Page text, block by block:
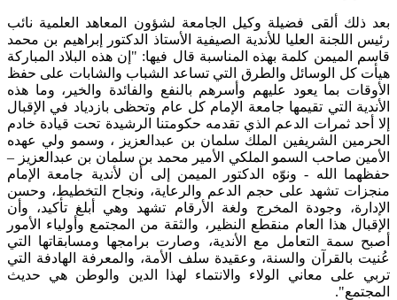
بعد ذلك ألقى فضيلة وكيل الجامعة لشؤون المعاهد العلمية نائب
رئيس اللجنة العليا للأندية الصيفية الأستاذ الدكتور إبراهيم بن محمد
قاسم الميمن كلمة بهذه المناسبة قال فيها: "إن هذه البلاد المباركة
هيأت كل الوسائل والطرق التي تساعد الشباب والشابات على حفظ
الأوقات بما يعود عليهم وأسرهم بالنفع والفائدة والخير، وما هذه
الأندية التي تقيمها جامعة الإمام كل عام وتحظى بازدياد في الإقبال
إلا أحد ثمرات الدعم الذي تقدمه حكومتنا الرشيدة تحت قيادة خادم
الحرمين الشريفين الملك سلمان بن عبدالعزيز ، وسمو ولي عهده
الأمين صاحب السمو الملكي الأمير محمد بن سلمان بن عبدالعزيز –
حفظهما الله - ونوّه الدكتور الميمن إلى أن لأندية جامعة الإمام
منجزات تشهد على حجم الدعم والرعاية، ونجاح التخطيط، وحسن
الإدارة، وجودة المخرج ولغة الأرقام تشهد وهي أبلغ تأكيد، وأن
الإقبال هذا العام منقطع النظير، والثقة من المجتمع وأولياء الأمور
أصبح سمة التعامل مع الأندية، وصارت برامجها ومسابقاتها التي
عُنيت بالقرآن والسنة، وعقيدة سلف الأمة، والمعرفة الهادفة التي
تربي على معاني الولاء والانتماء لهذا الدين والوطن هي حديث
المجتمع".